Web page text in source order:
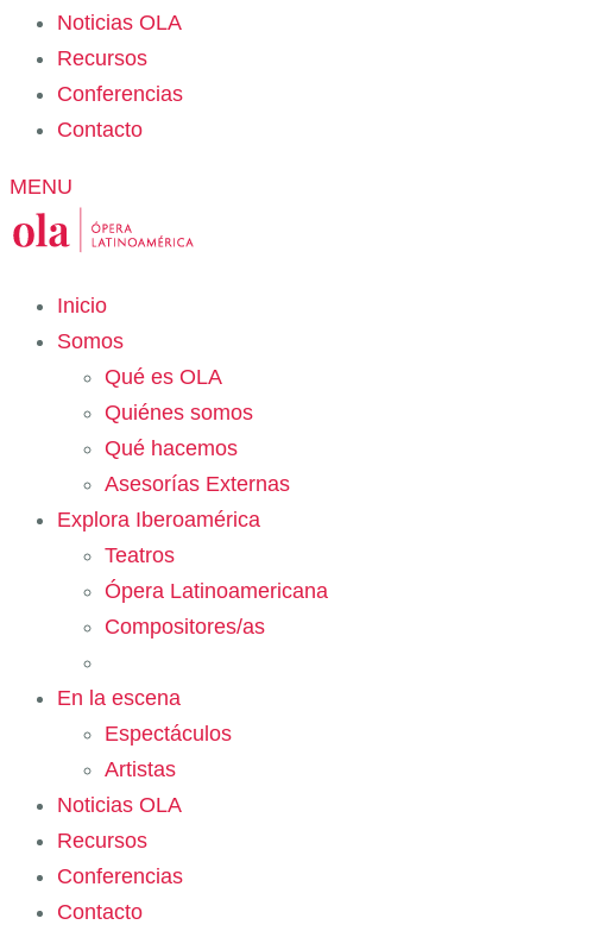
Noticias OLA
Recursos
Conferencias
Contacto
MENU
Inicio
Somos
Qué es OLA
Quiénes somos
Qué hacemos
Asesorías Externas
Explora Iberoamérica
Teatros
Ópera Latinoamericana
Compositores/as
En la escena
Espectáculos
Artistas
Noticias OLA
Recursos
Conferencias
Contacto